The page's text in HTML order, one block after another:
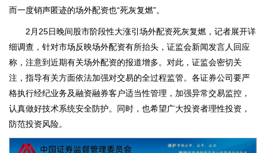
而一度销声匿迹的场外配资也“死灰复燃”。
2月25日晚间股市阶段性大涨引场外配资死灰复燃，记者展开详
细调查，针对市场反映场外配资有所抬头，证监会新闻发言人回应
称，注意到近期有关场外配资的报道增多。对此，证监会密切关
注，指导有关方面依法加强对交易的全过程监管。各证券公司要严
格执行经纪业务及融资融券客户适当性管理，加强异常交易监控，
认真做好技术系统安全防护。同时，也希望广大投资者理性投资，
防范投资风险。